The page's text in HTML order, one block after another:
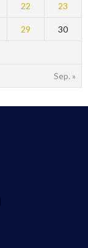
Sep. »
22 23
29 30